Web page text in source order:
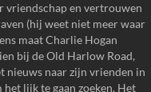
vriendschap en vertrouwen
(hij weet niet meer waar
maat Charlie Hogan
bij de Old Harlow Road,
nieuws naar zijn vrienden in
het lijk te gaan zoeken. Het